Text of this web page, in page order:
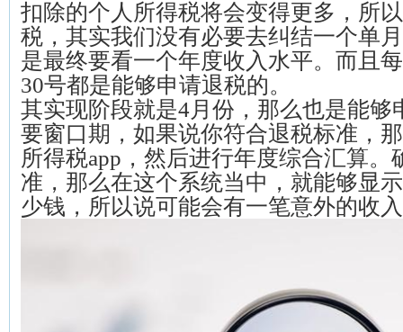
扣除的个人所得税将会变得更多，所
税，其实我们没有必要去纠结一个单
是最终要看一个年度收入水平。而且
30号都是能够申请退税的。
其实现阶段就是4月份，那么也是能够
要窗口期，如果说你符合退税标准，
所得税app，然后进行年度综合汇算。
准，那么在这个系统当中，就能够显
少钱，所以说可能会有一笔意外的收